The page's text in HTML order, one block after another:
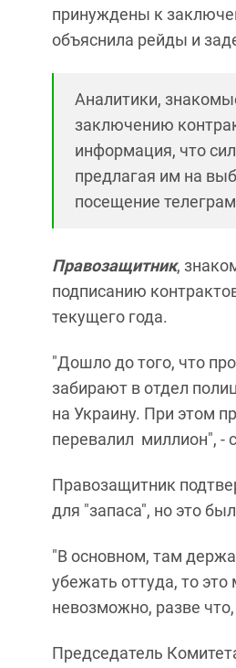
принуждены к
объяснила рейды и
Аналитики,
заключению
информация, что
предлагая им на
посещение
Правозащитник,
подписанию
текущего года.
"Дошло до того, что
забирают в отдел
на Украину. При этом
перевалил миллион", -
Правозащитник
для "запаса", но это
"В основном, там
убежать оттуда, то
невозможно, разве
Председатель